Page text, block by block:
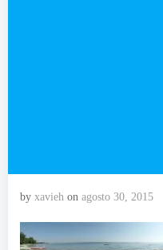
by xavieh on agosto 30, 2015